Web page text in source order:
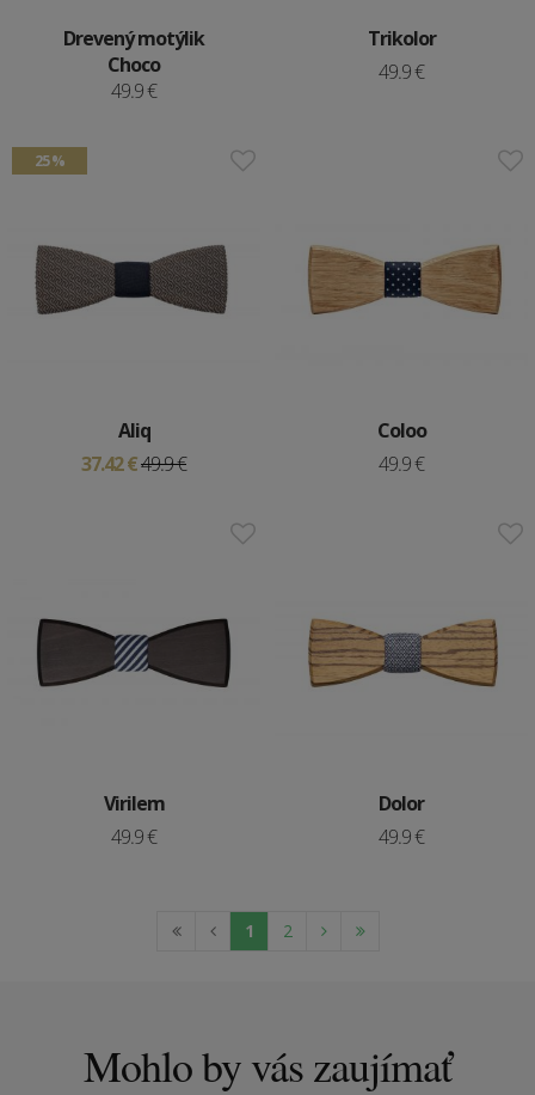
Drevený motýlik
Choco
49.9 €
Trikolor
49.9 €
25 %
Aliq
37.42 €49.9 €
Coloo
49.9 €
Virilem
49.9 €
Dolor
49.9 €
1 2
Mohlo by vás zaujímať